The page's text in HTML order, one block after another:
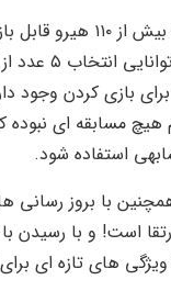
با وجود بیش
هر تیم
هیچ مسابقه ای نبوده
استفاده شود.
همچنین با بروز
ویژگی های تازه ای